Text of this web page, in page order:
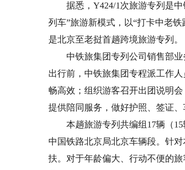
据悉，Y424/1次旅游专列是中
列车”旅游新模式，以“打卡中老
是北京至老挝首趟跨境旅游专列。
中铁旅集团专列公司销售部业
出行前，中铁旅集团专程派工作
畅高效；组织游客召开出团说明
提供陪同服务，做好护照、签证、
本趟旅游专列共编组17辆（15
中国铁路北京局北京车辆段。针
扶。对于年龄偏大、行动不便的